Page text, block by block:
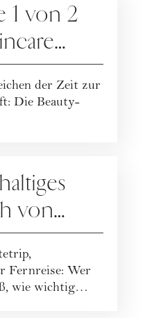
1 von 2
der Zeit zur
Die Beauty-
von
Fernreise: Wer
wie wichtig